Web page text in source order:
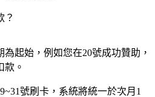
？
起始，例如您在20號成功贊助，
款。
號刷卡，系統將統一於次月1